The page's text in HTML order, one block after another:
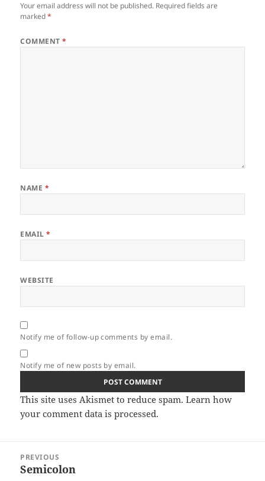
Your email address will not be published. Required fields are
marked*
COMMENT*
NAME *
EMAIL*
WEBSITE
Notify me of follow-up comments by email.
Notify me of new posts by email.
This site uses Akismet to reduce spam.Learn how
your comment data is processed.
navigation
PREVIOUS
Previous
Semicolon